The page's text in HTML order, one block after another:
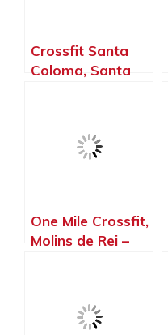
Crossfit Santa
Coloma, Santa
One Mile Crossfit,
Molins de Rei –